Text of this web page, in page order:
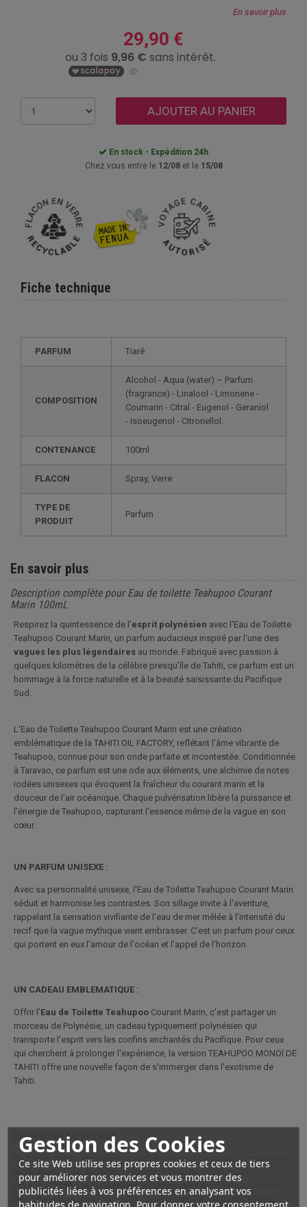
Gestion des Cookies
Ce site Web utilise ses propres cookies et ceux de tiers
pour améliorer nos services et vous montrer des
publicités liées à vos préférences en analysant vos
habitudes de navigation. Pour donner votre consentement
En savoir plus
29,90 €
AJOUTER AU PANIER
En stock - Expédition 24h
Chez vous entre le 12/08et le 15/08
Fiche technique
PARFUM Tiaré
COMPOSITION
Alcohol - Aqua (water) – Parfum
(fragrance) - Linalool - Limonene -
Coumarin - Citral - Eugenol - Geraniol
- Isoeugenol - Citronellol.
CONTENANCE 100ml
FLACON Spray, Verre
TYPE DE
PRODUIT
Parfum
En savoir plus
Description complète pour Eau de toilette Teahupoo Courant
Marin 100mL
Respirez la quintessence de l'esprit polynésien avec l'Eau de Toilette
Teahupoo Courant Marin, un parfum audacieux inspiré par l'une des
vagues les plus légendaires au monde. Fabriqué avec passion à
quelques kilomètres de la célèbre presqu'île de Tahiti, ce parfum est un
hommage à la force naturelle et à la beauté saisissante du Pacifique
Sud.
L'Eau de Toilette Teahupoo Courant Marin est une création
emblématique de la TAHITI OIL FACTORY, reflétant l'âme vibrante de
Teahupoo, connue pour son onde parfaite et incontestée. Conditionnée
à Taravao, ce parfum est une ode aux éléments, une alchimie de notes
iodées unisexes qui évoquent la fraîcheur du courant marin et la
douceur de l'air océanique. Chaque pulvérisation libère la puissance et
l'énergie de Teahupoo, capturant l'essence même de la vague en son
cœur.
UN PARFUM UNISEXE :
Avec sa personnalité unisexe, l'Eau de Toilette Teahupoo Courant Marin
séduit et harmonise les contrastes. Son sillage invite à l'aventure,
rappelant la sensation vivifiante de l'eau de mer mêlée à l'intensité du
recif que la vague mythique vient embrasser. C'est un parfum pour ceux
qui portent en eux l'amour de l'océan et l'appel de l'horizon.
UN CADEAU EMBLEMATIQUE :
Offrir l'Eau de Toilette Teahupoo Courant Marin, c'est partager un
morceau de Polynésie, un cadeau typiquement polynésien qui
transporte l'esprit vers les confins enchantés du Pacifique. Pour ceux
qui cherchent à prolonger l'expérience, la version TEAHUPOO MONOÏ DE
TAHITI offre une nouvelle façon de s'immerger dans l'exotisme de
Tahiti.
INVITATION AU VOYAGE :
Que vous connaissiez déjà l'appel des vagues ou que vous souhaitiez
le découvrir, l'Eau de Toilette Teahupoo Courant Marin vous convie à un
voyage olfactif sans précédent, où la naturalité rencontre la majesté
des courants marins. Laissez-vous emporter par l'authenticité et la